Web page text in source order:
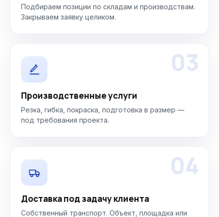
Подбираем позиции по складам и производствам.
Закрываем заявку целиком.
03
Производственные услуги
Резка, гибка, покраска, подготовка в размер —
под требования проекта.
04
Доставка под задачу клиента
Собственный транспорт. Объект, площадка или